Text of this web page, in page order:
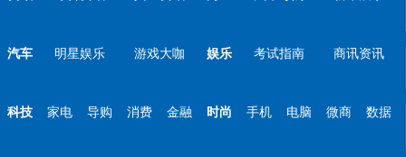
汽车 明星娱乐 游戏大咖 娱乐 考试指南 商讯资讯
科技 家电 导购 消费 金融 时尚 手机 电脑 微商 数据